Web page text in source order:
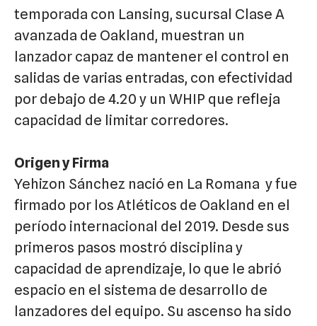
temporada con Lansing, sucursal Clase A
avanzada de Oakland, muestran un
lanzador capaz de mantener el control en
salidas de varias entradas, con efectividad
por debajo de 4.20 y un WHIP que refleja
capacidad de limitar corredores.
Origen y Firma
Yehizon Sánchez nació en La Romana y fue
firmado por los Atléticos de Oakland en el
período internacional del 2019. Desde sus
primeros pasos mostró disciplina y
capacidad de aprendizaje, lo que le abrió
espacio en el sistema de desarrollo de
lanzadores del equipo. Su ascenso ha sido